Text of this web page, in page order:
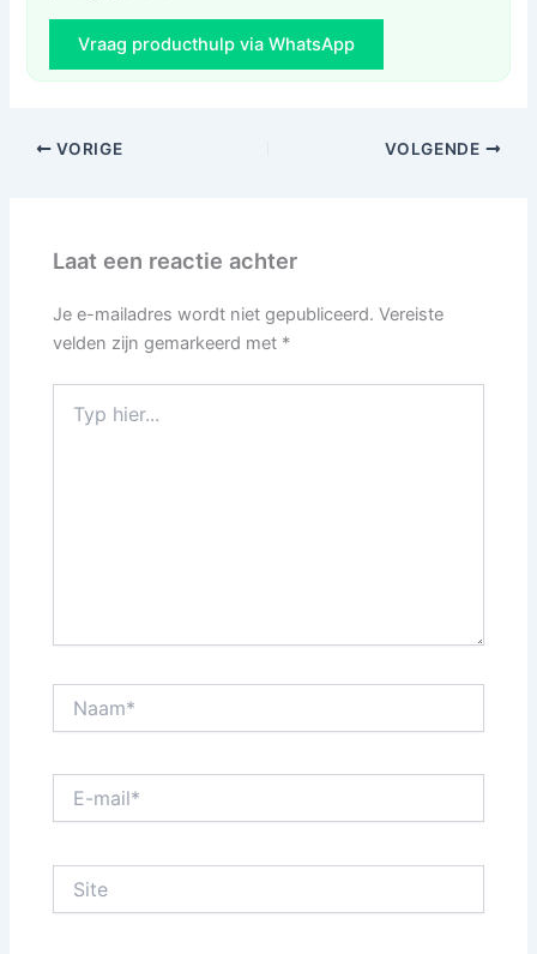
Vraag producthulp via WhatsApp
VORIGE VOLGENDE
Laat een reactie achter
Je e-mailadres wordt niet gepubliceerd. Vereiste
velden zijn gemarkeerd met *
hier...
mail*